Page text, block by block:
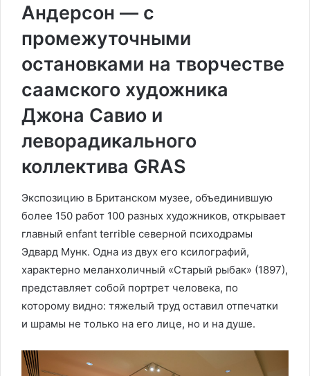
Андерсон — с
промежуточными
остановками на творчестве
саамского художника
Джона Савио и
леворадикального
коллектива GRAS
Экспозицию в Британском музее, объединившую
более 150 работ 100 разных художников, открывает
главный enfant terrible северной психодрамы
Эдвард Мунк. Одна из двух его ксилографий,
характерно меланхоличный «Старый рыбак» (1897),
представляет собой портрет человека, по
которому видно: тяжелый труд оставил отпечатки
и шрамы не только на его лице, но и на душе.